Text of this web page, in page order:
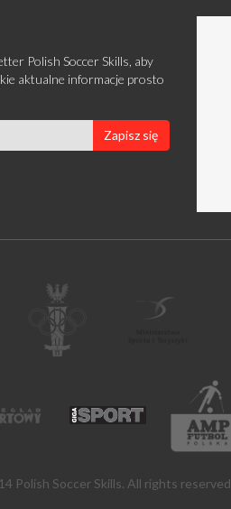
Polish Soccer Skills, aby
aktualne informacje prosto
Zapisz się
Polish Soccer Skills. All rights reserved